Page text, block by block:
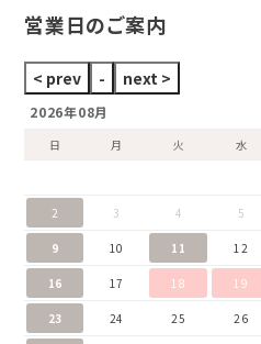
営業日のご案内
2026年08月
日 月 火 水
2 3 4 5
9 10 11 12
16 17 18 19
23 24 25 26